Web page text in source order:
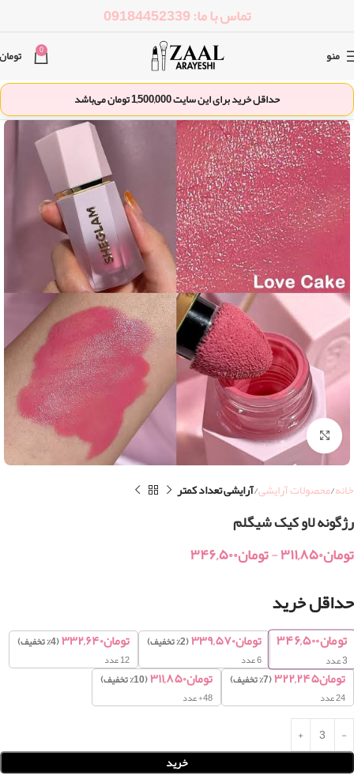
تماس با ما: 09184452339
منو 0 تومان
حداقل خرید برای این سایت1,500,000تومان می‌باشد
بزرگنمایی تصویر
خانه محصولات آرایشی آرایشی تعداد کمتر
رژگونه لاو کیک شیگلم
تومان۳۱۱,۸۵۰-تومان۳۴۶,۵۰۰
حداقل خرید
تومان۳۴۶,۵۰۰
3عدد
تومان۳۳۹,۵۷۰(2% تخفیف)
6 عدد
تومان۳۳۲,۶۴۰(4% تخفیف)
12 عدد
تومان۳۲۲,۲۴۵(7% تخفیف)
24 عدد
تومان۳۱۱,۸۵۰(10% تخفیف)
48+ عدد
خرید